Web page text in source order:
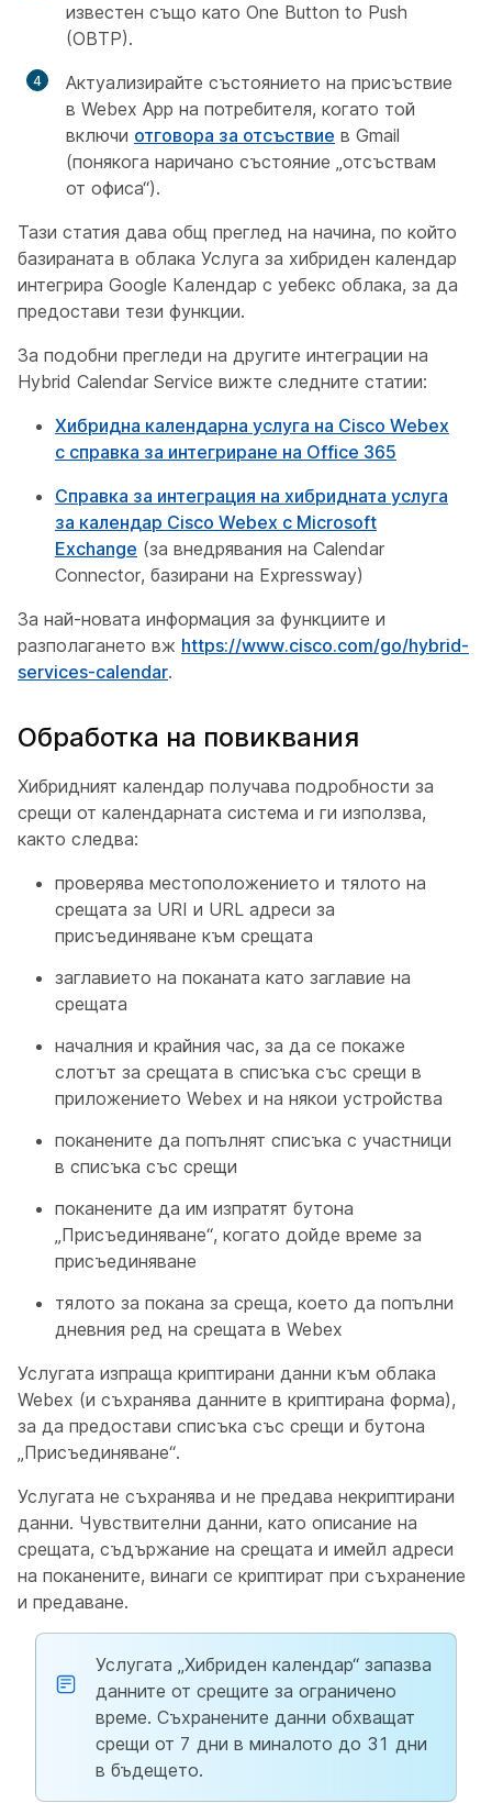
известен също като One Button to Push
(OBTP).
Актуализирайте състоянието на присъствие
в Webex App на потребителя, когато той
включи отговора за отсъствие в Gmail
(понякога наричано състояние „отсъствам
от офиса“).
Тази статия дава общ преглед на начина, по който
базираната в облака Услуга за хибриден календар
интегрира Google Календар с уебекс облака, за да
предостави тези функции.
За подобни прегледи на другите интеграции на
Hybrid Calendar Service вижте следните статии:
Хибридна календарна услуга на Cisco Webex
с справка за интегриране на Office 365
Справка за интеграция на хибридната услуга
за календар Cisco Webex с Microsoft
Exchange (за внедрявания на Calendar
Connector, базирани на Expressway)
За най-новата информация за функциите и
разполагането вж https://www.cisco.com/go/hybrid-
services-calendar.
Обработка на повиквания
Хибридният календар получава подробности за
срещи от календарната система и ги използва,
както следва:
проверява местоположението и тялото на
срещата за URI и URL адреси за
присъединяване към срещата
заглавието на поканата като заглавие на
срещата
началния и крайния час, за да се покаже
слотът за срещата в списъка със срещи в
приложението Webex и на някои устройства
поканените да попълнят списъка с участници
в списъка със срещи
поканените да им изпратят бутона
„Присъединяване“, когато дойде време за
присъединяване
тялото за покана за среща, което да попълни
дневния ред на срещата в Webex
Услугата изпраща криптирани данни към облака
Webex (и съхранява данните в криптирана форма),
за да предостави списъка със срещи и бутона
„Присъединяване“.
Услугата не съхранява и не предава некриптирани
данни. Чувствителни данни, като описание на
срещата, съдържание на срещата и имейл адреси
на поканените, винаги се криптират при съхранение
и предаване.
Услугата „Хибриден календар“ запазва
данните от срещите за ограничено
време. Съхранените данни обхващат
срещи от 7 дни в миналото до 31 дни
в бъдещето.